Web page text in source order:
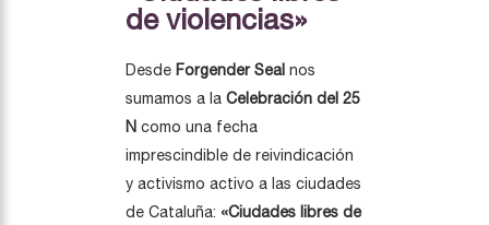
de violencias»
Desde Forgender Seal nos
sumamos a la Celebración del 25
N como una fecha
imprescindible de reivindicación
y activismo activo a las ciudades
de Cataluña: «Ciudades libres de